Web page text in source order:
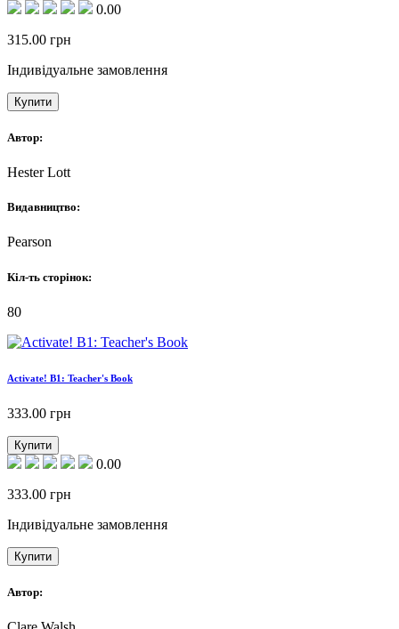
0.00
315.00 грн
Індивідуальне замовлення
Купити
Автор:
Hester Lott
Видавництво:
Pearson
Кіл-ть сторінок:
80
Activate! B1: Teacher's Book
333.00 грн
Купити
0.00
333.00 грн
Індивідуальне замовлення
Купити
Автор: